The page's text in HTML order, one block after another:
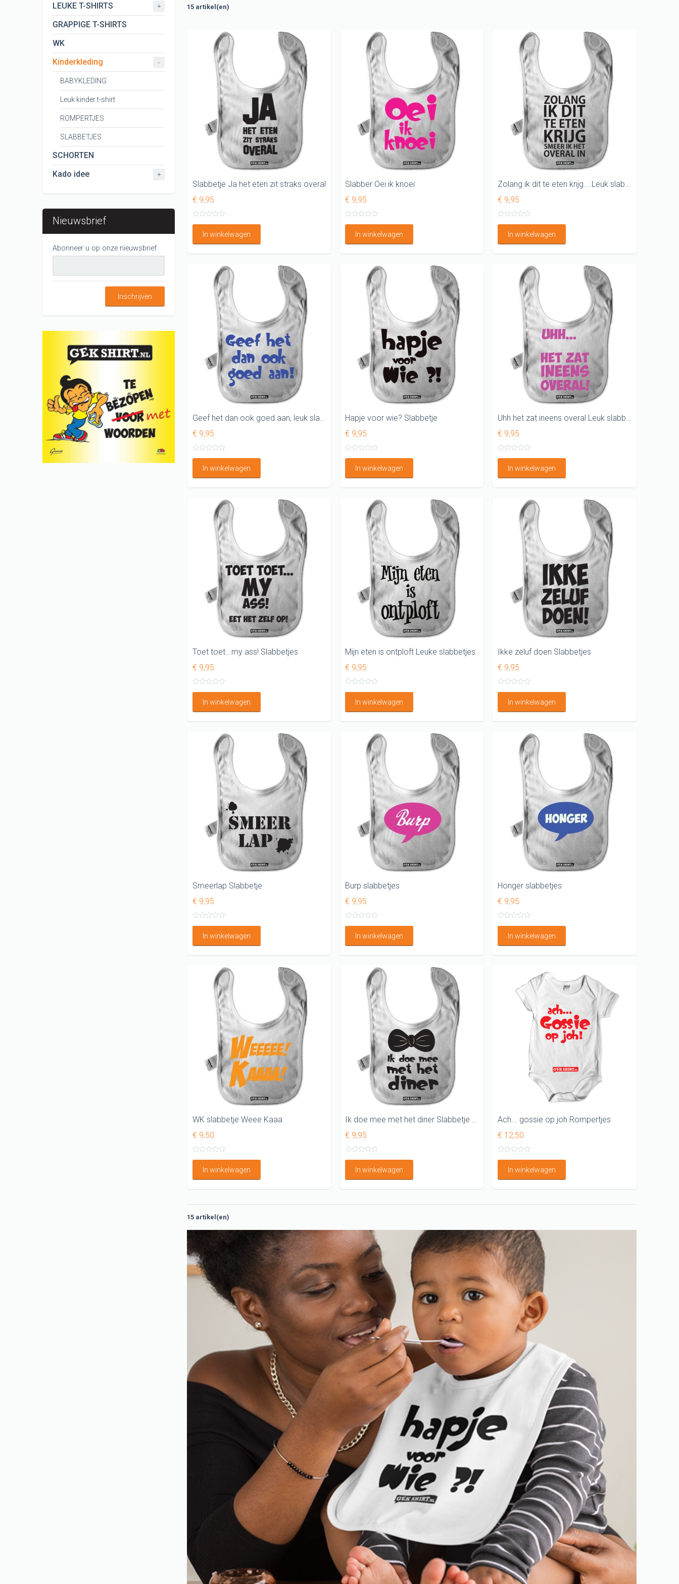
CARNAVAL T-shirts
KONINGSDAG shirts
ORANJE EK shirts
KONINGSDAG shirt
SINTERKLAAS cadeau
KUSSENTJES
Kado voor kinderen
Vader shirt
Cadeau pakketten
WK T-shirt
KERST cadeau
Tegeltjes
Grappig T-shirt
15 artikel(en)
Slabbetje Ja het eten zit straks overal
€ 9,95
In winkelwagen
Slabber Oei ik knoei
€ 9,95
In winkelwagen
Zolang ik dit te eten krijg....Leuk slabbetje
€ 9,95
In winkelwagen
Geef het dan ook goed aan, leuk slabbetje
€ 9,95
In winkelwagen
Hapje voor wie? Slabbetje
€ 9,95
In winkelwagen
Uhh het zat ineens overal Leuk slabbetje
€ 9,95
In winkelwagen
Toet toet...my ass! Slabbetjes
€ 9,95
In winkelwagen
Mijn eten is ontploft Leuke slabbetjes
€ 9,95
In winkelwagen
Ikke zeluf doen Slabbetjes
€ 9,95
In winkelwagen
Smeerlap Slabbetje
€ 9,95
In winkelwagen
Burp slabbetjes
€ 9,95
In winkelwagen
Honger slabbetjes
€ 9,95
In winkelwagen
WK slabbetje Weee Kaaa
€ 9,50
In winkelwagen
Ik doe mee met het diner Slabbetje met vlinderstrik
€ 9,95
In winkelwagen
Ach... gossie op joh Rompertjes
€ 12,50
In winkelwagen
15 artikel(en)
LEUKE T-SHIRTS
+
GRAPPIGE T-SHIRTS
WK
Kinderkleding
-
BABYKLEDING
Leuk kinder t-shirt
ROMPERTJES
SLABBETJES
SCHORTEN
Kado idee
+
Nieuwsbrief
Abonneer u op onze nieuwsbrief
Inschrijven